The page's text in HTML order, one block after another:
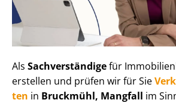
Als Sachverständigefür
erstellen und prüfen wir für Sie
ten in Bruckmühl, Mangfall im